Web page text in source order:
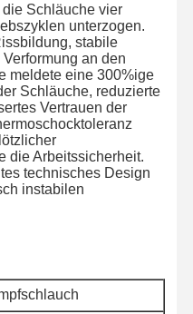
Schläuche vier
unterzogen.
stabile
an den
meldete eine 300%ige
Schläuche, reduzierte
Vertrauen der
die Arbeitssicherheit.
technisches Design
instabilen